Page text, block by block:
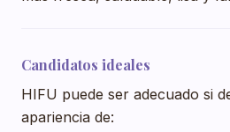
Candidatos ideales
HIFU puede ser adecuado si
apariencia de: